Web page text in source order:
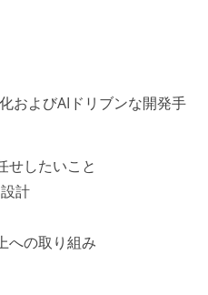
およびAIドリブンな開発手
せしたいこと
計
への取り組み